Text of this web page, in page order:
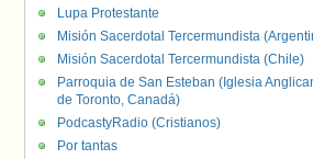
Lupa Protestante
Misión Sacerdotal Tercermundista
Misión Sacerdotal Tercermundista (Chile)
Parroquia de San Esteban (Iglesia
de Toronto, Canadá)
PodcastyRadio (Cristianos)
Por tantas